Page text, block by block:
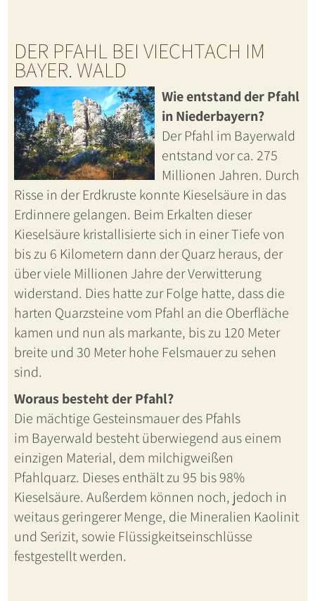
DER PFAHL BEI VIECHTACH IM
BAYER. WALD
Wie entstand der Pfahl
in Niederbayern?
Der Pfahl im Bayerwald
entstand vor ca. 275
Millionen Jahren. Durch
Risse in der Erdkruste konnte Kieselsäure in das
Erdinnere gelangen. Beim Erkalten dieser
Kieselsäure kristallisierte sich in einer Tiefe von
bis zu 6 Kilometern dann der Quarz heraus, der
über viele Millionen Jahre der Verwitterung
widerstand. Dies hatte zur Folge hatte, dass die
harten Quarzsteine vom Pfahl an die Oberfläche
kamen und nun als markante, bis zu 120 Meter
breite und 30 Meter hohe Felsmauer zu sehen
sind.
Woraus besteht der Pfahl?
Die mächtige Gesteinsmauer des Pfahls
im Bayerwald besteht überwiegend aus einem
einzigen Material, dem milchigweißen
Pfahlquarz. Dieses enthält zu 95 bis 98%
Kieselsäure. Außerdem können noch, jedoch in
weitaus geringerer Menge, die Mineralien Kaolinit
und Serizit, sowie Flüssigkeitseinschlüsse
festgestellt werden.